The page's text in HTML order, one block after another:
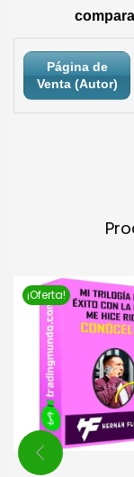
Página de
Venta (Autor)
¡Oferta!